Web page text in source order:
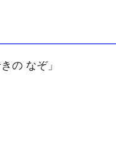
の なぞ」